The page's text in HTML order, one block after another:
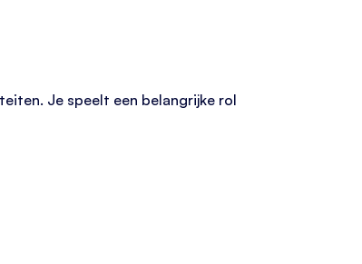
Je speelt een belangrijke rol